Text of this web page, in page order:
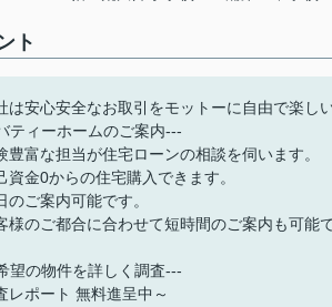
ト
は安心安全なお取引をモットーに自由で楽し
ティーホームのご案内---
富な担当が住宅ローンの相談を伺います。
金0からの住宅購入できます。
ご案内可能です。
のご都合に合わせて短時間のご案内も可能で
望の物件を詳しく調査---
レポート 無料進呈中～